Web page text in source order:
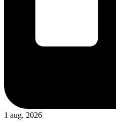
1 aug. 2026